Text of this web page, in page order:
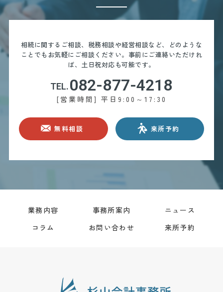
相続に関するご相談、税務相談や経営相談など、どのような
ことでもお気軽にご相談ください。 事前にご連絡いただけれ
ば、土日祝対応も可能です。
TEL.082-877-4218
[営業時間] 平日9:00～17:30
無料相談 来所予約
業務内容 事務所案内
ニュース
コラム
お問い合わせ 来所予約